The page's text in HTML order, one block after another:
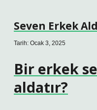
Seven Erkek
Tarih: Ocak 3, 2025
Bir erkek
aldatır?